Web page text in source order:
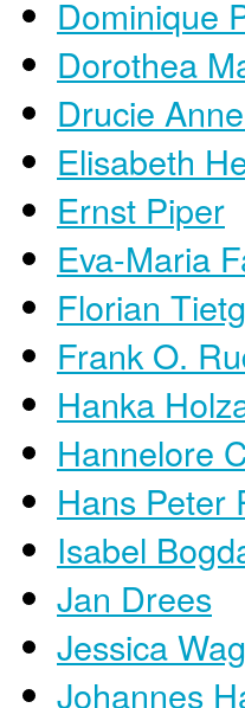
Dominique
Dorothea
Drucie
Elisabeth
Ernst Piper
Eva-Maria
Florian
Frank O.
Hanka
Hannelore
Hans Peter
Isabel
Jan Drees
Jessica
Johannes